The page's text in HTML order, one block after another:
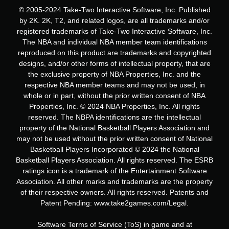
© 2005-2024 Take-Two Interactive Software, Inc. Published
by 2K. 2K, T2, and related logos, are all trademarks and/or
registered trademarks of Take-Two Interactive Software, Inc.
The NBA and individual NBA member team identifications
reproduced on this product are trademarks and copyrighted
designs, and/or other forms of intellectual property, that are
the exclusive property of NBA Properties, Inc. and the
respective NBA member teams and may not be used, in
whole or in part, without the prior written consent of NBA
Properties, Inc. © 2024 NBA Properties, Inc. All rights
reserved. The NBPA identifications are the intellectual
property of the National Basketball Players Association and
may not be used without the prior written consent of National
Basketball Players Incorporated © 2024 the National
Basketball Players Association. All rights reserved. The ESRB
ratings icon is a trademark of the Entertainment Software
Association. All other marks and trademarks are the property
of their respective owners. All rights reserved. Patents and
Patent Pending: www.take2games.com/Legal.
Software Terms of Service (ToS) in game and at